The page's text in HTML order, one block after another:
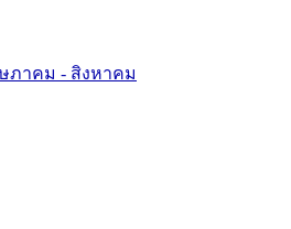
ภาคม - สิงหาคม